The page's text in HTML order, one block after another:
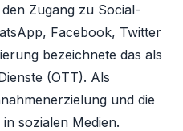
Zugang zu Social-
Facebook, Twitter
bezeichnete das als
(OTT). Als
und die
sozialen Medien.